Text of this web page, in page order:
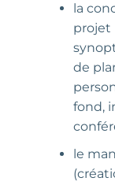
la
projet
de
fond,
le